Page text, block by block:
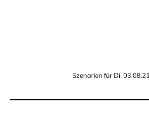
Szenarien für Di. 03.08.21